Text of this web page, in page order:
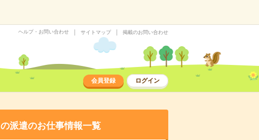
ヘルプ・お問い合わせ サイトマップ 掲載のお問い合わせ
会員登録 ログイン
の派遣のお仕事情報一覧